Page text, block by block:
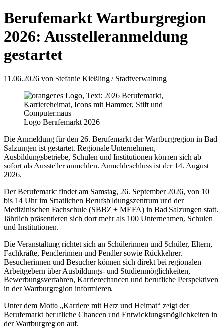
Berufemarkt Wartburgregion
2026: Ausstelleranmeldung
gestartet
11.06.2026 von Stefanie Kießling / Stadtverwaltung
Logo Berufemarkt 2026
Die Anmeldung für den 26. Berufemarkt der Wartburgregion in Bad
Salzungen ist gestartet. Regionale Unternehmen,
Ausbildungsbetriebe, Schulen und Institutionen können sich ab
sofort als Aussteller anmelden. Anmeldeschluss ist der 14. August
2026.
Der Berufemarkt findet am Samstag, 26. September 2026, von 10
bis 14 Uhr im Staatlichen Berufsbildungszentrum und der
Medizinischen Fachschule (SBBZ + MEFA) in Bad Salzungen statt.
Jährlich präsentieren sich dort mehr als 100 Unternehmen, Schulen
und Institutionen.
Die Veranstaltung richtet sich an Schülerinnen und Schüler, Eltern,
Fachkräfte, Pendlerinnen und Pendler sowie Rückkehrer.
Besucherinnen und Besucher können sich direkt bei regionalen
Arbeitgebern über Ausbildungs- und Studienmöglichkeiten,
Bewerbungsverfahren, Karrierechancen und berufliche Perspektiven
in der Wartburgregion informieren.
Unter dem Motto „Karriere mit Herz und Heimat“ zeigt der
Berufemarkt berufliche Chancen und Entwicklungsmöglichkeiten in
der Wartburgregion auf.